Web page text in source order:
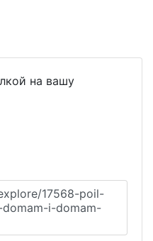
на вашу
17568-poil-
i-domam-